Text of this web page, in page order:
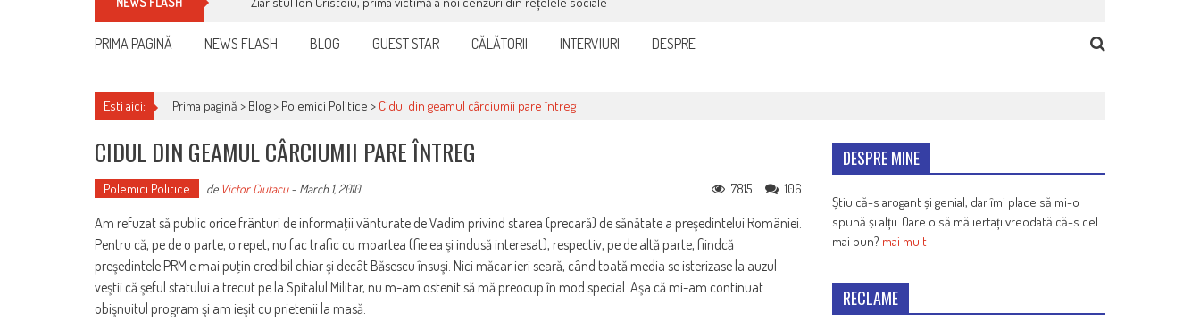
PRIMA PAGINĂ NEWS FLASH BLOG GUEST STAR CĂLĂTORII INTERVIURI DESPRE
Esti aici: Prima pagină > Blog> Polemici Politice > Cidul din geamul cârciumii pare întreg
CIDUL DIN GEAMUL CÂRCIUMII PARE ÎNTREG
Polemici Politice de Victor Ciutacu- March 1, 2010 106
7815
Am refuzat să public orice frânturi de informaţii vânturate de Vadim privind starea (precară) de sănătate a preşedintelui României.
Pentru că, pe de o parte, o repet, nu fac trafic cu moartea (fie ea şi indusă interesat), respectiv, pe de altă parte, fiindcă
preşedintele PRM e mai puţin credibil chiar şi decât Băsescu însuşi. Nici măcar ieri seară, când toată media se isterizase la auzul
veştii că şeful statului a trecut pe la Spitalul Militar, nu m-am ostenit să mă preocup în mod special. Aşa că mi-am continuat
obişnuitul program şi am ieşit cu prietenii la masă.
DESPRE MINE
Știu că-s arogant și genial, dar îmi place să mi-o
spună și alții. Oare o să mă iertați vreodată că-s cel
mai bun? mai mult
RECLAME